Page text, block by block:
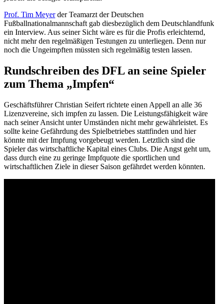
Prof. Tim Meyerder Teamarzt der Deutschen
Fußballnationalmannschaft gab diesbezüglich dem Deutschlandfunk
ein Interview. Aus seiner Sicht wäre es für die Profis erleichternd,
nicht mehr den regelmäßigen Testungen zu unterliegen. Denn nur
noch die Ungeimpften müssten sich regelmäßig testen lassen.
Rundschreiben des DFL an seine Spieler
zum Thema „Impfen“
Geschäftsführer Christian Seifert richtete einen Appell an alle 36
Lizenzvereine, sich impfen zu lassen. Die Leistungsfähigkeit wäre
nach seiner Ansicht unter Umständen nicht mehr gewährleistet. Es
sollte keine Gefährdung des Spielbetriebes stattfinden und hier
könnte mit der Impfung vorgebeugt werden. Letztlich sind die
Spieler das wirtschaftliche Kapital eines Clubs. Die Angst geht um,
dass durch eine zu geringe Impfquote die sportlichen und
wirtschaftlichen Ziele in dieser Saison gefährdet werden könnten.